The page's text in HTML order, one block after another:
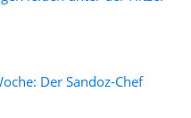
Der Sandoz-Chef